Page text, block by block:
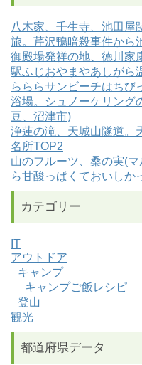
八木家、壬生寺、池田屋
旅。芹沢鴨暗殺事件から
御殿場発祥の地、徳川家
駅ふじおやまやあしがら
らららサンビーチはちび
浴場。シュノーケリング
豆、沼津市)
浄蓮の滝、天城山隧道。
名所TOP2
山のフルーツ、桑の実(
ら甘酸っぱくておいしか
カテゴリー
IT
アウトドア
キャンプ
キャンプご飯レシピ
登山
観光
都道府県データ